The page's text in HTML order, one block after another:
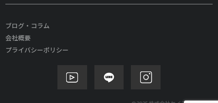
ブログ・コラム
会社概要
プライバシーポリシー